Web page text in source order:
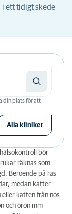
i ett tidigt skede
din plats för att
Alla kliniker
bör
räknas som
Beroende på ras
medan katter
eller katten från nos
och öron mm